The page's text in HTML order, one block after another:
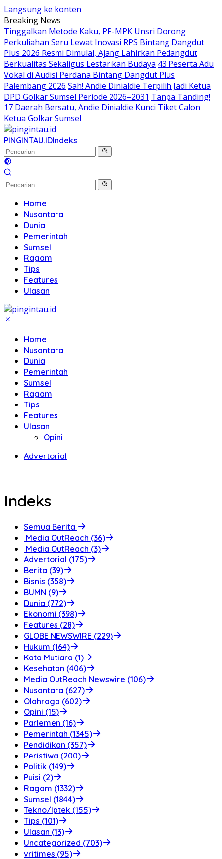
Langsung ke konten
Breaking News
Tinggalkan Metode Kaku, PP-MPK Unsri Dorong
Perkuliahan Seru Lewat Inovasi RPS Bintang Dangdut
Plus 2026 Resmi Dimulai, Ajang Lahirkan Pedangdut
Berkualitas Sekaligus Lestarikan Budaya 43 Peserta Adu
Vokal di Audisi Perdana Bintang Dangdut Plus
Palembang 2026 Sah! Andie Dinialdie Terpilih Jadi Ketua
DPD Golkar Sumsel Periode 2026–2031 Tanpa Tanding!
17 Daerah Bersatu, Andie Dinialdie Kunci Tiket Calon
Ketua Golkar Sumsel
PINGINTAU.IDIndeks
Home
Nusantara
Dunia
Pemerintah
Sumsel
Ragam
Tips
Features
Ulasan
Home
Nusantara
Dunia
Pemerintah
Sumsel
Ragam
Tips
Features
Ulasan
Opini
Advertorial
Indeks
Semua Berita
Media OutReach (36)
Media OutReach (3)
Advertorial (175)
Berita (39)
Bisnis (358)
BUMN (9)
Dunia (772)
Ekonomi (398)
Features (28)
GLOBE NEWSWIRE (229)
Hukum (164)
Kata Mutiara (1)
Kesehatan (406)
Media OutReach Newswire (106)
Nusantara (627)
Olahraga (602)
Opini (15)
Parlemen (16)
Pemerintah (1345)
Pendidikan (357)
Peristiwa (200)
Politik (149)
Puisi (2)
Ragam (1332)
Sumsel (1844)
Tekno/Iptek (155)
Tips (101)
Ulasan (13)
Uncategorized (703)
vritimes (95)